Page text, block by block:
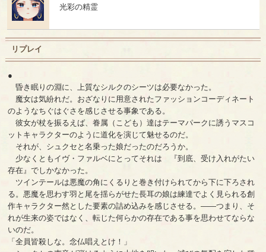
光彩の精霊
リプレイ
●
昏き眠りの淵に、上質なシルクのシーツは必要なかった。
魔女は気紛れだ。おざなりに用意されたファッションコーディネート
のようなちぐはぐさを感じさせる事象である。
彼女が杖を振るえば、眷属（こども）達はテーマパークに誘うマスコ
ットキャラクターのように道化を演じて魅せるのだ。
それが、シュクセと名乗った娘だったのだろうか。
少なくともイヴ・ファルベにとってそれは 『到底、受け入れがたい
存在』でしかなかった。
ツインテールは悪魔の角にくるりと巻き付けられてから下に下ろされ
る。悪魔を思わす羽と尾を揺らがせた長耳の娘は練達でよく見られる創
作キャラクター然とした要素の詰め込みを感じさせる。――つまり、そ
れが生来の姿ではなく、転じた何らかの存在である事を思わせてならな
いのだ。
「全員皆殺しな。念仏唱えとけ！」